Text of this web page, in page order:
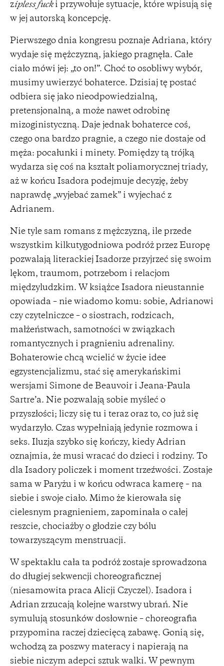
zipless fucki przywołuje sytuacje, które wpisują się
w jej autorską koncepcję.
Pierwszego dnia kongresu poznaje Adriana, który
wydaje się mężczyzną, jakiego pragnęła. Całe
ciało mówi jej: „to on!”. Choć to osobliwy wybór,
musimy uwierzyć bohaterce. Dzisiaj tę postać
odbiera się jako nieodpowiedzialną,
pretensjonalną, a może nawet odrobinę
mizoginistyczną. Daje jednak bohaterce coś,
czego ona bardzo pragnie, a czego nie dostaje od
męża: pocałunki i minety. Pomiędzy tą trójką
wydarza się coś na kształt poliamorycznej triady,
aż w końcu Isadora podejmuje decyzję, żeby
naprawdę „wyjebać zamek” i wyjechać z
Adrianem.
Nie tyle sam romans z mężczyzną, ile przede
wszystkim kilkutygodniowa podróż przez Europę
pozwalają literackiej Isadorze przyjrzeć się swoim
lękom, traumom, potrzebom i relacjom
międzyludzkim. W książce Isadora nieustannie
opowiada – nie wiadomo komu: sobie, Adrianowi
czy czytelniczce – o siostrach, rodzicach,
małżeństwach, samotności w związkach
romantycznych i pragnieniu adrenaliny.
Bohaterowie chcą wcielić w życie idee
egzystencjalizmu, stać się amerykańskimi
wersjami Simone de Beauvoir i Jeana-Paula
Sartre’a. Nie pozwalają sobie myśleć o
przyszłości; liczy się tu i teraz oraz to, co już się
wydarzyło. Czas wypełniają jedynie rozmowa i
seks. Iluzja szybko się kończy, kiedy Adrian
oznajmia, że musi wracać do dzieci i rodziny. To
dla Isadory policzek i moment trzeźwości. Zostaje
sama w Paryżu i w końcu odwraca kamerę – na
siebie i swoje ciało. Mimo że kierowała się
cielesnym pragnieniem, zapominała o całej
reszcie, chociażby o głodzie czy bólu
towarzyszącym menstruacji.
W spektaklu cała ta podróż zostaje sprowadzona
do długiej sekwencji choreograficznej
(niesamowita praca Alicji Czyczel). Isadora i
Adrian zrzucają kolejne warstwy ubrań. Nie
symulują stosunków dosłownie – choreografia
przypomina raczej dziecięcą zabawę. Gonią się,
wchodzą za poszwy materacy i napierają na
siebie niczym adepci sztuk walki. W pewnym